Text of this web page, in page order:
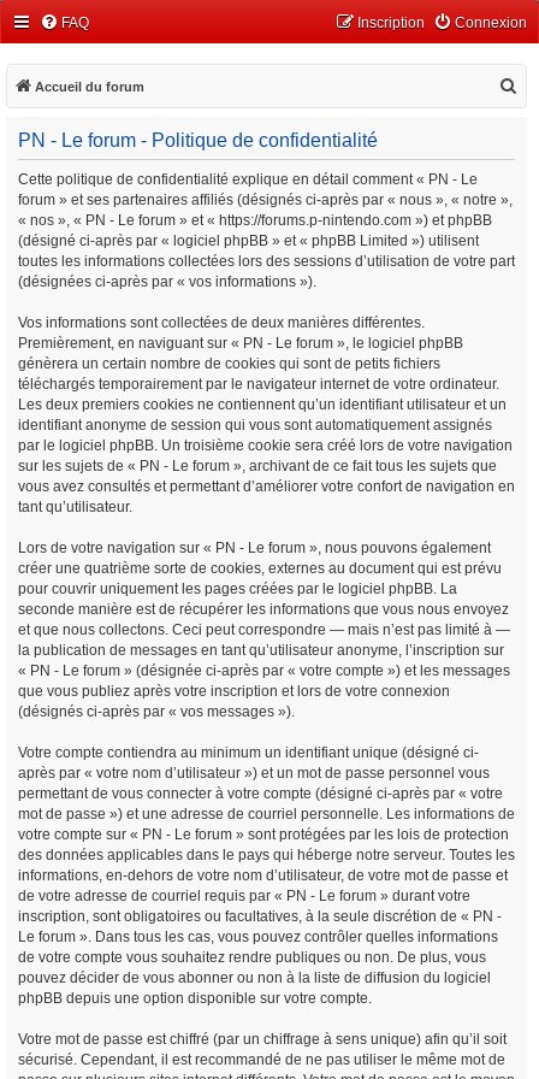
FAQ Connexion
Inscription
Accueil du forum
PN - Le forum - Politique de confidentialité
Cette politique de confidentialité explique en détail comment « PN - Le
forum » et ses partenaires affiliés (désignés ci-après par « nous », « notre »,
« nos », « PN - Le forum » et « https://forums.p-nintendo.com ») et phpBB
(désigné ci-après par « logiciel phpBB » et « phpBB Limited ») utilisent
toutes les informations collectées lors des sessions d’utilisation de votre part
(désignées ci-après par « vos informations »).
Vos informations sont collectées de deux manières différentes.
Premièrement, en naviguant sur « PN - Le forum », le logiciel phpBB
génèrera un certain nombre de cookies qui sont de petits fichiers
téléchargés temporairement par le navigateur internet de votre ordinateur.
Les deux premiers cookies ne contiennent qu’un identifiant utilisateur et un
identifiant anonyme de session qui vous sont automatiquement assignés
par le logiciel phpBB. Un troisième cookie sera créé lors de votre navigation
sur les sujets de « PN - Le forum », archivant de ce fait tous les sujets que
vous avez consultés et permettant d’améliorer votre confort de navigation en
tant qu’utilisateur.
Lors de votre navigation sur « PN - Le forum », nous pouvons également
créer une quatrième sorte de cookies, externes au document qui est prévu
pour couvrir uniquement les pages créées par le logiciel phpBB. La
seconde manière est de récupérer les informations que vous nous envoyez
et que nous collectons. Ceci peut correspondre — mais n’est pas limité à —
la publication de messages en tant qu’utilisateur anonyme, l’inscription sur
« PN - Le forum » (désignée ci-après par « votre compte ») et les messages
que vous publiez après votre inscription et lors de votre connexion
(désignés ci-après par « vos messages »).
Votre compte contiendra au minimum un identifiant unique (désigné ci-
après par « votre nom d’utilisateur ») et un mot de passe personnel vous
permettant de vous connecter à votre compte (désigné ci-après par « votre
mot de passe ») et une adresse de courriel personnelle. Les informations de
votre compte sur « PN - Le forum » sont protégées par les lois de protection
des données applicables dans le pays qui héberge notre serveur. Toutes les
informations, en-dehors de votre nom d’utilisateur, de votre mot de passe et
de votre adresse de courriel requis par « PN - Le forum » durant votre
inscription, sont obligatoires ou facultatives, à la seule discrétion de « PN -
Le forum ». Dans tous les cas, vous pouvez contrôler quelles informations
de votre compte vous souhaitez rendre publiques ou non. De plus, vous
pouvez décider de vous abonner ou non à la liste de diffusion du logiciel
phpBB depuis une option disponible sur votre compte.
Votre mot de passe est chiffré (par un chiffrage à sens unique) afin qu’il soit
sécurisé. Cependant, il est recommandé de ne pas utiliser le même mot de